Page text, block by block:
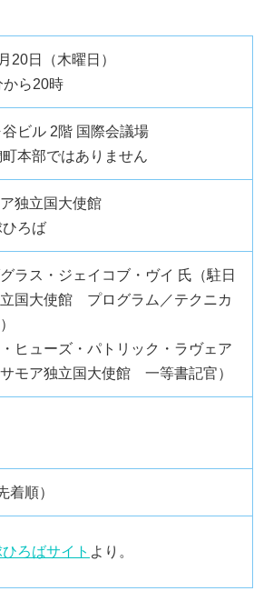
20日（木曜日）
から20時
ビル 2階 国際会議場
本部ではありません
独立国大使館
ろば
ラス・ジェイコブ・ヴイ 氏（駐日
国大使館 プログラム／テクニカ
ヒューズ・パトリック・ラヴェア
モア独立国大使館 一等書記官）
着順）
ろばサイト より。